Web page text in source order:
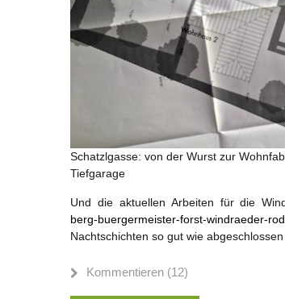
Schatzlgasse: von der Wurst zur
Tiefgarage
Und die aktuellen Arbeiten für die
berg-buergermeister-forst-windraeder-
Nachtschichten so gut wie abgeschlossen
Kommentieren (12)